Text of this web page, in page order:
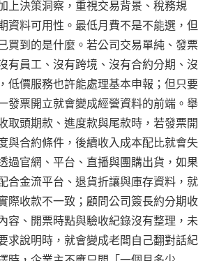
上決策洞察，重視交易背景、稅務規
資料可用性。最低月費不是不能選，但
買到的是什麼。若公司交易單純、發票
有員工、沒有跨境、沒有合約分期、沒
低價服務也許能處理基本申報；但只要
發票開立就會變成經營資料的前端。舉
取頭期款、進度款與尾款時，若發票開
與合約條件，後續收入成本配比就會失
過官網、平台、直播與團購出貨，如果
合金流平台、退貨折讓與庫存資料，就
際收款不一致；顧問公司簽長約分期收
容、開票時點與驗收紀錄沒有整理，未
求說明時，就會變成老闆自己翻對話紀